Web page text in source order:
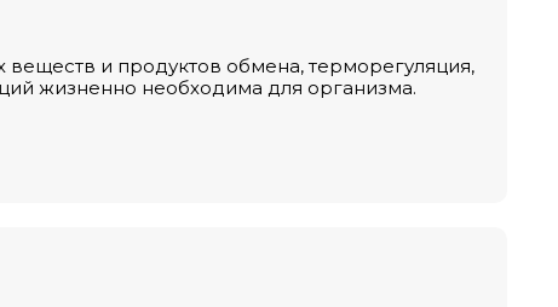
веществ и продуктов обмена, терморегуляция,
жизненно необходима для организма.